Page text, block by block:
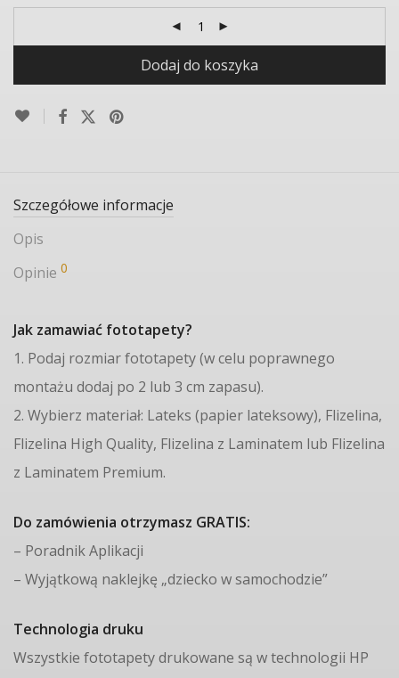
Dodaj do koszyka
Szczegółowe informacje
Opis
Opinie 0
Jak zamawiać fototapety?
1. Podaj rozmiar fototapety (w celu poprawnego
montażu dodaj po 2 lub 3 cm zapasu).
2. Wybierz materiał: Lateks (papier lateksowy), Flizelina,
Flizelina High Quality, Flizelina z Laminatem lub Flizelina
z Laminatem Premium.
Do zamówienia otrzymasz GRATIS:
– Poradnik Aplikacji
– Wyjątkową naklejkę „dziecko w samochodzie”
Technologia druku
Wszystkie fototapety drukowane są w technologii HP